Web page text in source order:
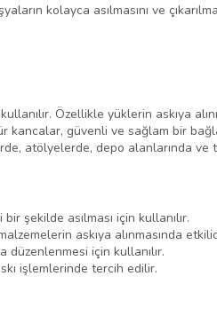
kolayca asılmasını ve
Özellikle yüklerin askıya
kancalar, güvenli ve sağlam bir
atölyelerde, depo alanlarında ve
şekilde asılması için kullanılır.
askıya alınmasında
için kullanılır.
işlemlerinde tercih edilir.